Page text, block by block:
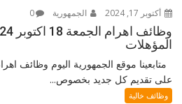
أكتوبر 17, 2024 الجمهورية 0
المؤهلات
متابعينا موقع الجمهورية اليوم وظائف
على تقديم كل جديد بخصوص...
وظائف خالية